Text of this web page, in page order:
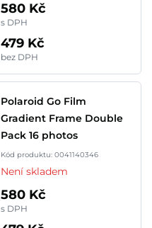
580 Kč
s DPH
479 Kč
bez DPH
Polaroid Go Film
Gradient Frame Double
Pack 16 photos
Kód produktu: 0041140346
Není skladem
580 Kč
s DPH